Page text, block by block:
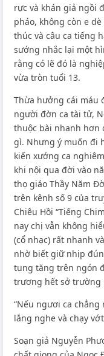
rực và khán giả ngồi
pháo, không còn e
thúc và câu ca tiếng
sướng nhắc lại một
rằng có lẽ đó là
vừa tròn tuổi 13.
Thừa hưởng cái máu
người đờn ca tài tử,
thuộc bài nhanh hơn
gì. Nhưng ý muốn đi
kiến xướng ca
khi nội qua đời vào
thọ giáo Thầy Năm
trên kênh số 9 của
Chiêu Hồi “Tiếng
nay chị vẫn không
(cổ nhạc) rất nhanh
nhờ biết giữ nhịp
tung tăng trên ngón
trương hết sở trường
“Nếu ngươi ca
lắng nghe và chạy
Soạn giả Nguyễn